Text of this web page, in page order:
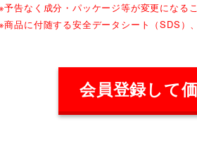
予告なく成分・パッケージ等が変更になる
商品に付随する安全データシート（SDS）
会員登録して